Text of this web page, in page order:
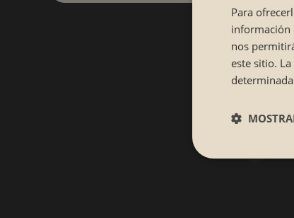
Para
información
nos
este sitio.